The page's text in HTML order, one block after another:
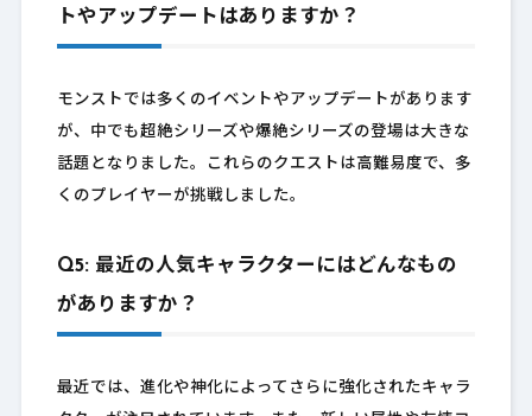
トやアップデートはありますか？
モンストでは多くのイベントやアップデートがあります
が、中でも超絶シリーズや爆絶シリーズの登場は大きな
話題となりました。これらのクエストは高難易度で、多
くのプレイヤーが挑戦しました。
Q5: 最近の人気キャラクターにはどんなもの
がありますか？
最近では、進化や神化によってさらに強化されたキャラ